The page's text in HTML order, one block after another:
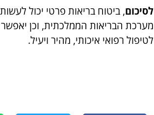
לסיכום, ביטוח בריאות פרטי יכול
מערכת הבריאות הממלכתית, וכן
לטיפול רפואי איכותי, מהיר ויעיל.